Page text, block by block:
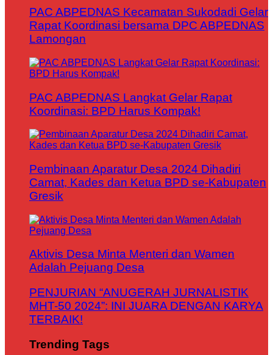
PAC ABPEDNAS Kecamatan Sukodadi Gelar
Rapat Koordinasi bersama DPC ABPEDNAS
Lamongan
PAC ABPEDNAS Langkat Gelar Rapat
Koordinasi: BPD Harus Kompak!
Pembinaan Aparatur Desa 2024 Dihadiri
Camat, Kades dan Ketua BPD se-Kabupaten
Gresik
Aktivis Desa Minta Menteri dan Wamen
Adalah Pejuang Desa
PENJURIAN “ANUGERAH JURNALISTIK
MHT-50 2024”: INI JUARA DENGAN KARYA
TERBAIK!
Trending Tags